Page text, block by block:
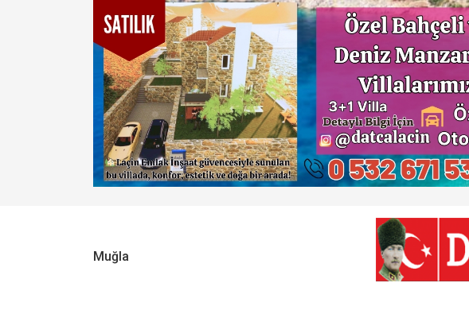
Muğla